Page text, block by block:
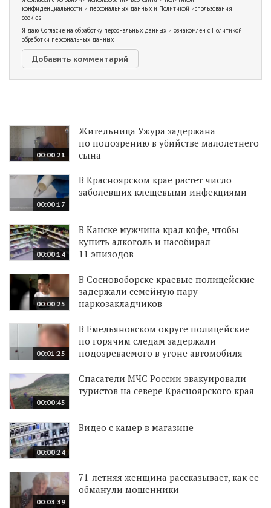
конфиденциальности и персональных данных и Политикой использования
cookies
Я даю Согласие на обработку персональных данных и ознакомлен с Политикой
обработки персональных данных
00:00:21
Жительница Ужура задержана
по подозрению в убийстве малолетнего
сына
00:00:17
В Красноярском крае растет число
заболевших клещевыми инфекциями
00:00:14
В Канске мужчина крал кофе, чтобы
купить алкоголь и насобирал
11 эпизодов
00:00:25
В Сосновоборске краевые полицейские
задержали семейную пару
наркозакладчиков
00:01:25
В Емельяновском округе полицейские
по горячим следам задержали
подозреваемого в угоне автомобиля
00:00:45
Спасатели МЧС России эвакуировали
туристов на севере Красноярского края
00:00:24
Видео с камер в магазине
00:03:39
71-летняя женщина рассказывает, как ее
обманули мошенники